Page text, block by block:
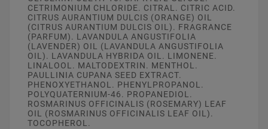
CETRIMONIUM CHLORIDE. CITRAL. CITRIC ACID.
CITRUS AURANTIUM DULCIS (ORANGE) OIL
(CITRUS AURANTIUM DULCIS OIL). FRAGRANCE
(PARFUM). LAVANDULA ANGUSTIFOLIA
(LAVENDER) OIL (LAVANDULA ANGUSTIFOLIA
OIL). LAVANDULA HYBRIDA OIL. LIMONENE.
LINALOOL. MALTODEXTRIN. MENTHOL.
PAULLINIA CUPANA SEED EXTRACT.
PHENOXYETHANOL. PHENYLPROPANOL.
POLYQUATERNIUM-46. PROPANEDIOL.
ROSMARINUS OFFICINALIS (ROSEMARY) LEAF
OIL (ROSMARINUS OFFICINALIS LEAF OIL).
TOCOPHEROL.